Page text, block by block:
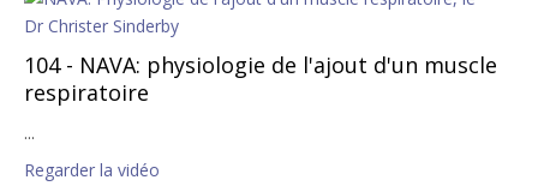
104 - NAVA: physiologie de l'ajout d'un muscle
respiratoire
...
Regarder la vidéo